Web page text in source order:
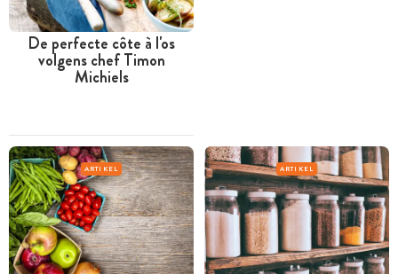
De perfecte côte à l'os
volgens chef Timon
Michiels
ARTIKEL ARTIKEL